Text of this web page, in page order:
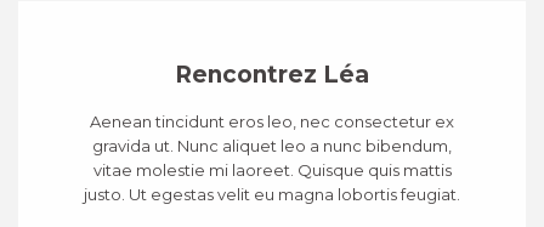
Rencontrez Léa
Aenean tincidunt eros leo, nec consectetur ex
gravida ut. Nunc aliquet leo a nunc bibendum,
vitae molestie mi laoreet. Quisque quis mattis
justo. Ut egestas velit eu magna lobortis feugiat.